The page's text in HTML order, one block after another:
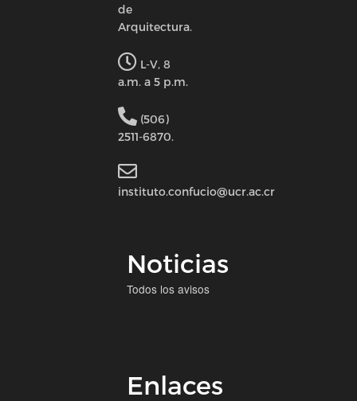
de
Arquitectura.
L-V, 8
a.m. a 5 p.m.
(506)
2511-6870.
instituto.confucio@ucr.ac.cr
Noticias
Todos los avisos
Enlaces